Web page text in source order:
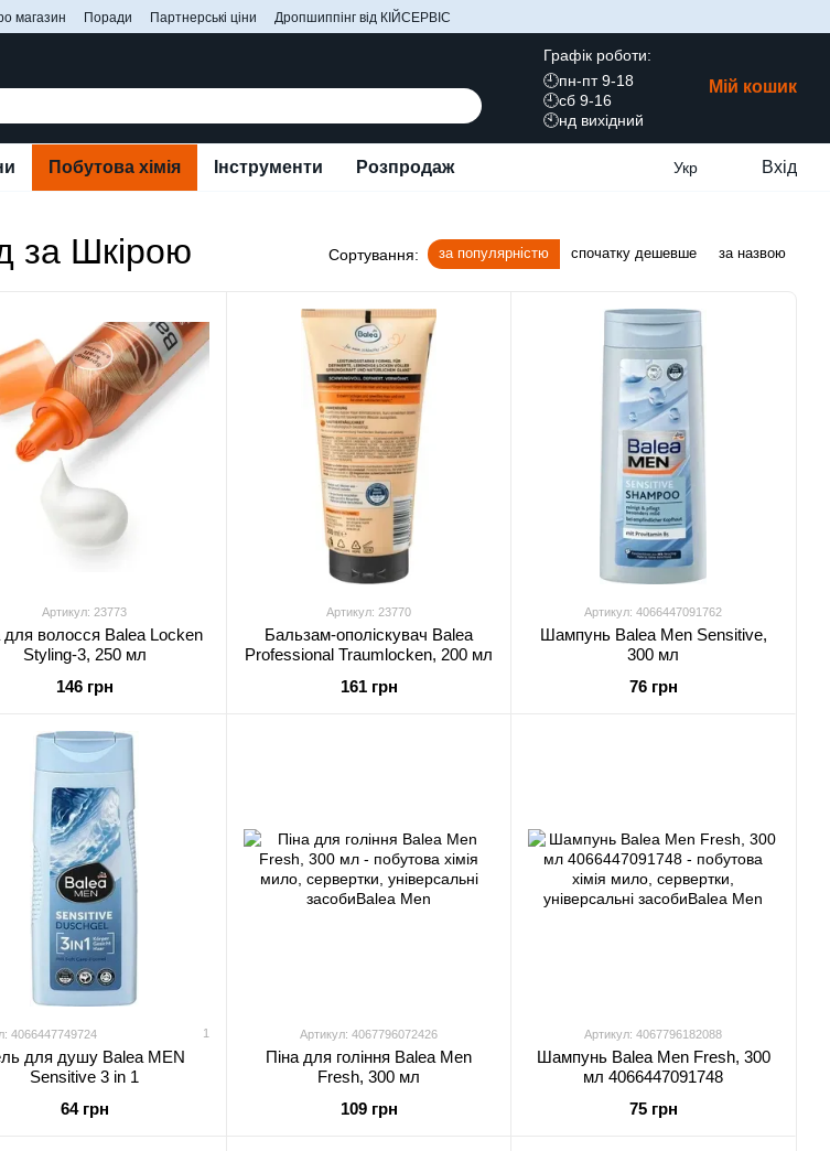
магазин Поради Партнерські ціни Дропшиппінг від КІЙСЕРВІС
Графік роботи:
🕘пн-пт 9-18
🕘сб 9-16
🕙нд вихідний
Мій кошик
Побутова хімія Інструменти Розпродаж Укр Вхід
за Шкірою Сортування: за популярністю спочатку дешевше за назвою
Артикул: 23773
для волосся Balea Locken
Styling-3, 250 мл
146 грн
Артикул: 23770
Бальзам-ополіскувач Balea
Professional Traumlocken, 200 мл
161 грн
Артикул: 4066447091762
Шампунь Balea Men Sensitive,
300 мл
76 грн
4066447749724 1
для душу Balea MEN
Sensitive 3 in 1
64 грн
Артикул: 4067796072426
Піна для гоління Balea Men
Fresh, 300 мл
109 грн
Артикул: 4067796182088
Шампунь Balea Men Fresh, 300
мл 4066447091748
75 грн